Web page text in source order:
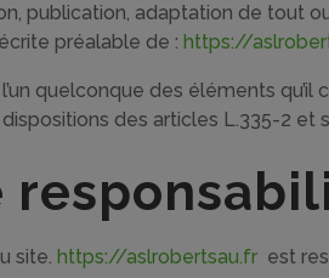
publication, adaptation de tout
préalable de :https://
quelconque des éléments
des articles L.335-2 et
site.https://aslrobertsau.fr est